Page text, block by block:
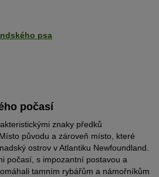
psa
počasí
znaky předků
původu a zároveň místo, které
ostrov v Atlantiku Newfoundland.
počasí, s impozantní postavou a
tamním rybářům a námořníkům